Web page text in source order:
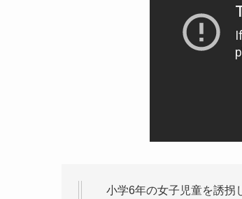
小学6年の女子児童を誘拐